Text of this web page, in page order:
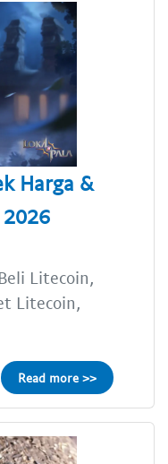
Harga &
2026
Litecoin,
Litecoin,
Read more >>